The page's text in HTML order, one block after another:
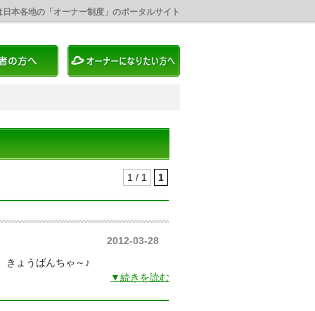
本各地の「オーナー制度」のポータルサイト
1 / 1 1
2012-03-28
ょうばんちゃ～♪
▼続きを読む